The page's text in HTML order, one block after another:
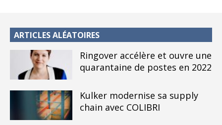
ARTICLES ALÉATOIRES
Ringover accélère et ouvre une
quarantaine de postes en 2022
Kulker modernise sa supply
chain avec COLIBRI